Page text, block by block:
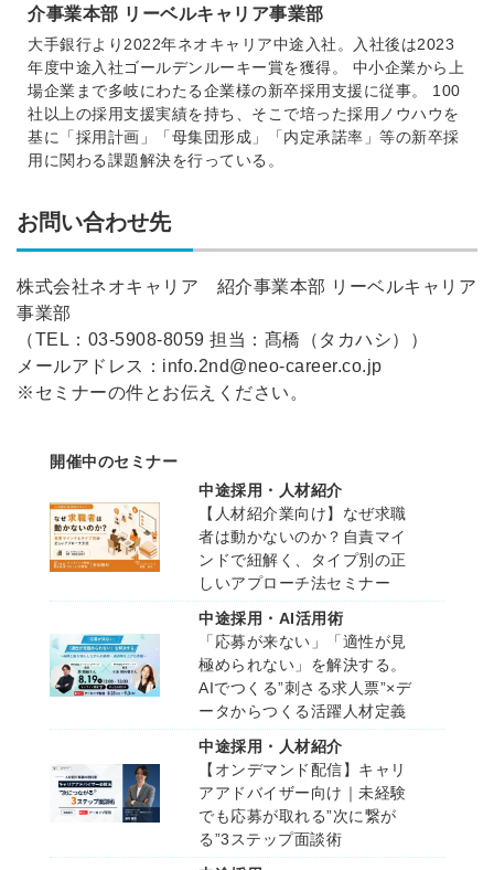
介事業本部 リーベルキャリア事業部
大手銀行より2022年ネオキャリア中途入社。入社後は2023
年度中途入社ゴールデンルーキー賞を獲得。 中小企業から上
場企業まで多岐にわたる企業様の新卒採用支援に従事。 100
社以上の採用支援実績を持ち、そこで培った採用ノウハウを
基に「採用計画」「母集団形成」「内定承諾率」等の新卒採
用に関わる課題解決を行っている。
お問い合わせ先
株式会社ネオキャリア 紹介事業本部 リーベルキャリア
事業部
（TEL： 03-5908-8059 担当：髙橋（タカハシ））
メールアドレス：info.2nd@neo-career.co.jp
※セミナーの件とお伝えください。
開催中のセミナー
中途採用・人材紹介
【人材紹介業向け】なぜ求職
者は動かないのか？自責マイ
ンドで紐解く、タイプ別の正
しいアプローチ法セミナー
中途採用・AI活用術
「応募が来ない」「適性が見
極められない」を解決する。
AIでつくる”刺さる求人票”×デ
ータからつくる活躍人材定義
中途採用・人材紹介
【オンデマンド配信】キャリ
アアドバイザー向け｜未経験
でも応募が取れる”次に繋が
る”3ステップ面談術